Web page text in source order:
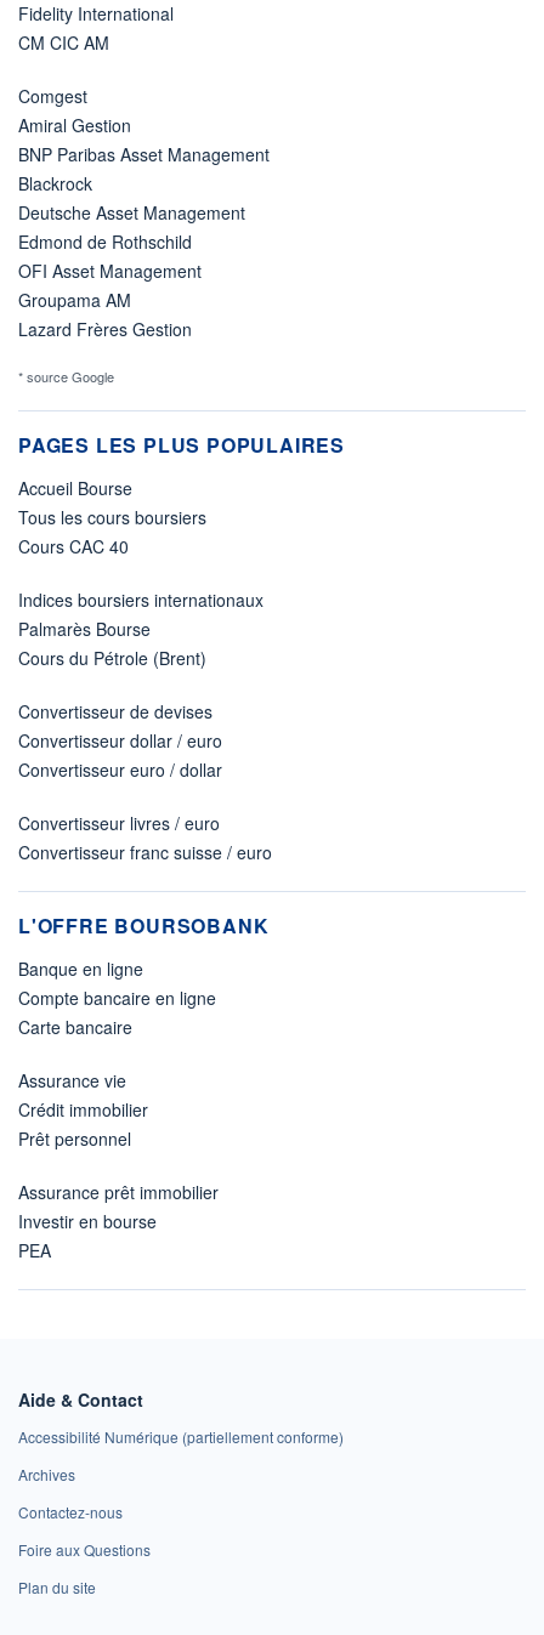
Fidelity International
CM CIC AM
Comgest
Amiral Gestion
BNP Paribas Asset Management
Blackrock
Deutsche Asset Management
Edmond de Rothschild
OFI Asset Management
Groupama AM
Lazard Frères Gestion
* source Google
PAGES LES PLUS POPULAIRES
Accueil Bourse
Tous les cours boursiers
Cours CAC 40
Indices boursiers internationaux
Palmarès Bourse
Cours du Pétrole (Brent)
Convertisseur de devises
Convertisseur dollar / euro
Convertisseur euro / dollar
Convertisseur livres / euro
Convertisseur franc suisse / euro
L'OFFRE BOURSOBANK
Banque en ligne
Compte bancaire en ligne
Carte bancaire
Assurance vie
Crédit immobilier
Prêt personnel
Assurance prêt immobilier
Investir en bourse
PEA
Aide & Contact
Accessibilité Numérique (partiellement conforme)
Archives
Contactez-nous
Foire aux Questions
Plan du site